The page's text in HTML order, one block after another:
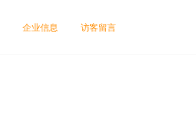
企业信息 访客留言